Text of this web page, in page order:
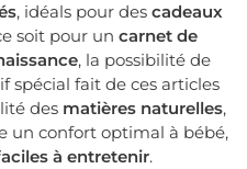
, idéals pour des cadeaux
soit pour un carnet de
, la possibilité de
spécial fait de ces articles
des matières naturelles,
un confort optimal à bébé,
à entretenir.